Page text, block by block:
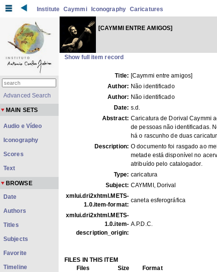
Institute Caymmi Iconography Caricatures
[CAYMMI ENTRE AMIGOS]
Show full item record
Title: [Caymmi entre amigos]
Author: Não identificado
Author: Não identificado
Date: s.d.
Abstract: Caricatura de Dorival Caymmi
de pessoas não identificadas.
há o rascunho de duas
Description: O documento foi rasgado ao
metade está disponível no
atribuído pelo catalogador.
Type: caricatura
Subject: CAYMMI, Dorival
xmlui.dri2xhtml.METS-
1.0.item-format:
caneta esferográfica
xmlui.dri2xhtml.METS-
1.0.item-
description_origin:
A.P.D.C.
FILES IN THIS ITEM
Files
Size
Format
Advanced Search
MAIN SETS
Audio e Vídeo
Iconography
Scores
Text
BROWSE
Date
Authors
Titles
Subjects
Favorite
Timeline